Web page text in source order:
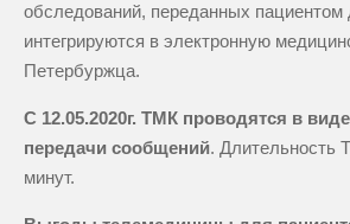
обследований, переданных
интегрируются в электронную
Петербуржца.
С 12.05.2020г. ТМК проводятся в
передачи сообщений. Длительность
минут.